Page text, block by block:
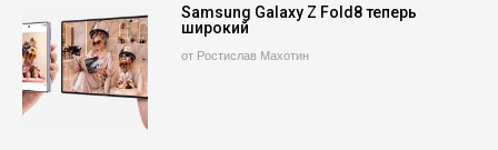
Samsung Galaxy Z Fold8 теперь
широкий
от Ростислав Махотин